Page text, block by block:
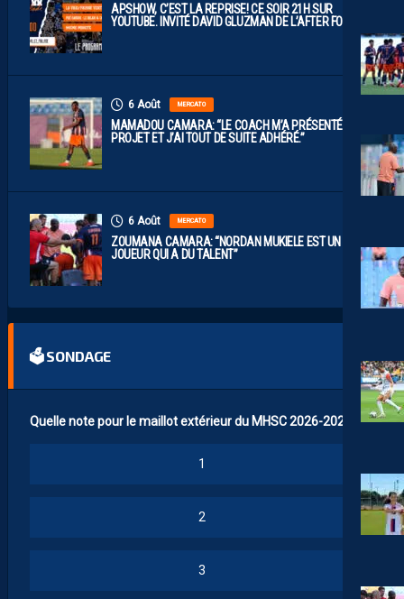
APSHOW, C’EST LA REPRISE! CE SOIR 21H SUR
YOUTUBE. INVITÉ DAVID GLUZMAN DE L’AFTER FOOT.
6 Août MERCATO
MAMADOU CAMARA: “LE COACH M’A PRÉSENTÉ LE
PROJET ET J’AI TOUT DE SUITE ADHÉRÉ.”
6 Août MERCATO
ZOUMANA CAMARA: “NORDAN MUKIELE EST UN
JOUEUR QUI A DU TALENT”
🗳 SONDAGE
Quelle note pour le maillot extérieur du MHSC 2026-2027 ?
1
2
3